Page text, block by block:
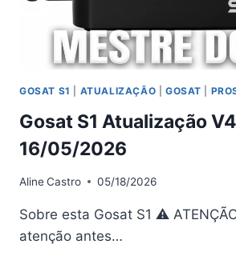
GOSAT S1 ATUALIZAÇÃO GOSAT
Gosat S1 Atualização
16/05/2026
AlineCastro 05/18/2026
Sobre esta Gosat S1 ⚠
atenção antes…